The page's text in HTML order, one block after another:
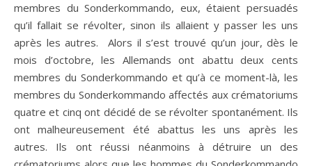
membres du Sonderkommando, eux, étaient persuadés
qu’il fallait se révolter, sinon ils allaient y passer les uns
après les autres. Alors il s’est trouvé qu’un jour, dès le
mois d’octobre, les Allemands ont abattu deux cents
membres du Sonderkommando et qu’à ce moment-là, les
membres du Sonderkommando affectés aux crématoriums
quatre et cinq ont décidé de se révolter spontanément. Ils
ont malheureusement été abattus les uns après les
autres. Ils ont réussi néanmoins à détruire un des